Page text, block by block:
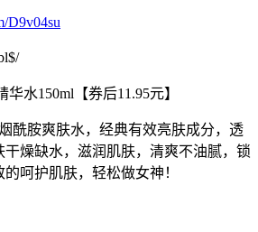
D9v04su
水150ml【券后11.95元】
酰胺爽肤水，经典有效亮肤成分，透
干燥缺水，滋润肌肤，清爽不油腻，锁
呵护肌肤，轻松做女神！